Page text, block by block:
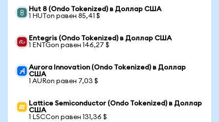
Hut 8 (Ondo Tokenized) в Доллар США
1 HUTon равен 85,41 $
Entegris (Ondo Tokenized) в Доллар США
1 ENTGon равен 146,27 $
Aurora Innovation (Ondo Tokenized) в Доллар
США
1 AURon равен 7,03 $
Lattice Semiconductor (Ondo Tokenized) в Доллар
США
1 LSCCon равен 131,36 $